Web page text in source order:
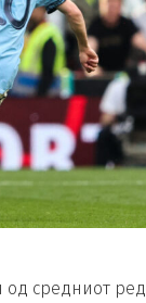
од средниот ред